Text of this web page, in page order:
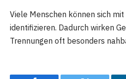
Viele Menschen können sich
identifizieren. Dadurch wirken
Trennungen oft besonders